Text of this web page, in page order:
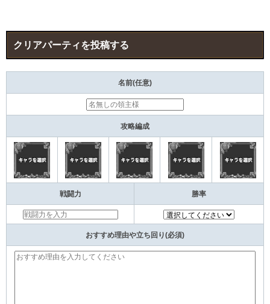
クリアパーティを投稿する
名前(任意)
攻略編成
戦闘力 勝率
おすすめ理由や立ち回り(必須)